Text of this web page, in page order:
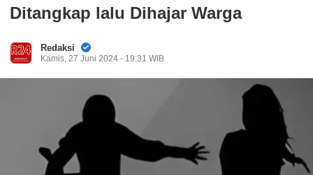
Ditangkap lalu Dihajar Warga
Redaksi
Kamis, 27 Juni 2024 - 19:31 WIB